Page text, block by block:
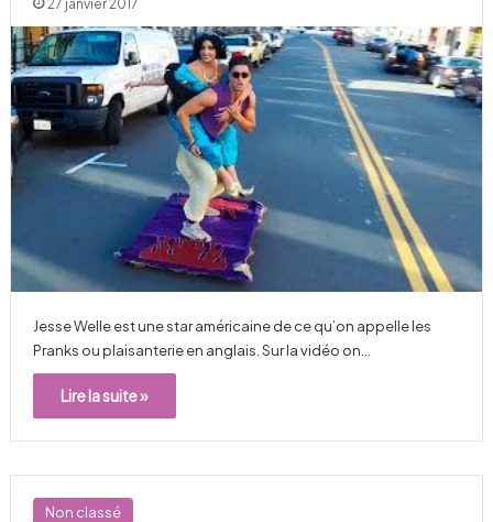
27 janvier 2017
Jesse Welle est une star américaine de ce qu’on appelle les
Pranks ou plaisanterie en anglais. Sur la vidéo on…
Lire la suite »
Non classé